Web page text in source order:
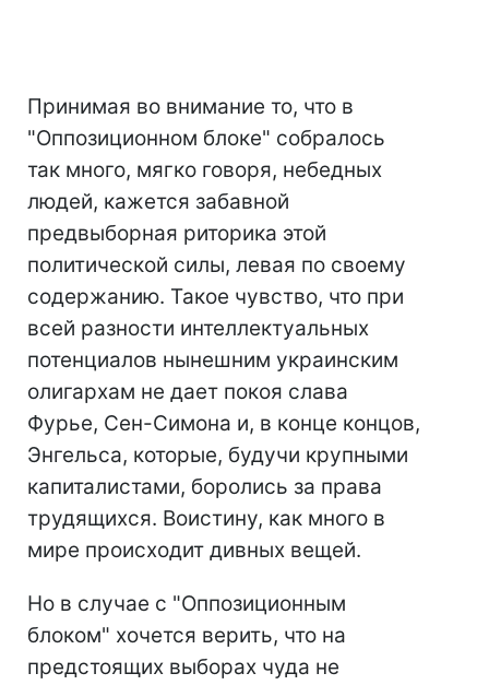
Принимая во внимание то, что в
"Оппозиционном блоке" собралось
так много, мягко говоря, небедных
людей, кажется забавной
предвыборная риторика этой
политической силы, левая по своему
содержанию. Такое чувство, что при
всей разности интеллектуальных
потенциалов нынешним украинским
олигархам не дает покоя слава
Фурье, Сен-Симона и, в конце концов,
Энгельса, которые, будучи крупными
капиталистами, боролись за права
трудящихся. Воистину, как много в
мире происходит дивных вещей.
Но в случае с "Оппозиционным
блоком" хочется верить, что на
предстоящих выборах чуда не